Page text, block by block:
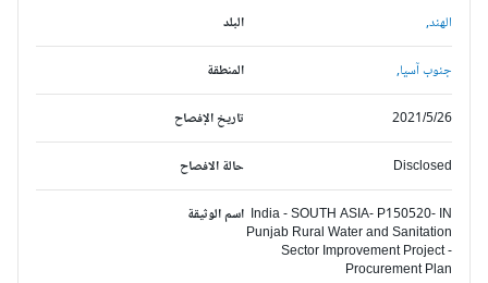
البلد الهند,
المنطقة جنوب آسيا,
تاريخ الإفصاح 2021/5/26
حالة الافصاح Disclosed
اسم الوثيقة India - SOUTH ASIA- P150520- IN
Punjab Rural Water and Sanitation
Sector Improvement Project -
Procurement Plan